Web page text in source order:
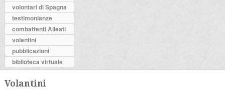
volontari di Spagna
testimonianze
combattenti Alleati
volantini
pubblicazioni
biblioteca virtuale
Volantini